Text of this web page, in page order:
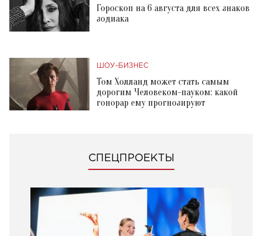
Гороскоп на 6 августа для всех знаков
зодиака
ШОУ-БИЗНЕС
Том Холланд может стать самым
дорогим Человеком-пауком: какой
гонорар ему прогнозируют
СПЕЦПРОЕКТЫ